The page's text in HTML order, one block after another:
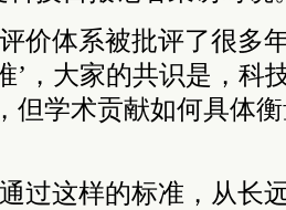
价体系被批评了很多
’，大家的共识是，科
但学术贡献如何具体
过这样的标准，从长